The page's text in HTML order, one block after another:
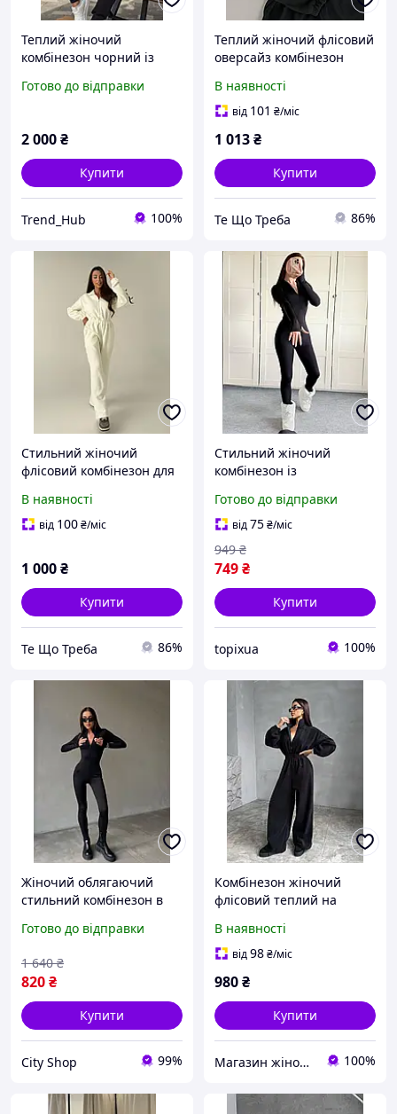
Теплий жіночий
комбінезон чорний із
флісовий комбінезон на
Готово до відправки
2 000₴
Купити
Trend_Hub 100%
Теплий жіночий флісовий
оверсайз комбінезон
42-46 48-50
В наявності
від 101 ₴/міс
1 013₴
Купити
Те Що Треба 86%
Стильний жіночий
флісовий комбінезон для
В наявності
від 100₴/міс
1 000₴
Купити
Те Що Треба 86%
Стильний жіночий
комбінезон із
флісі теплий еластичний
комбез із блискавкою на
дівчину
Готово до відправки
від75₴/міс
749₴
949 ₴
Купити
topixua 100%
Жіночий облягаючий
стильний комбінезон в
день, модні теплі
повсякденний комбез
Готово до відправки
820₴
1 640 ₴
Купити
City Shop 99%
Комбінезон жіночий
флісовий теплий на
oversize
В наявності
від98₴/міс
980₴
Купити
Магазин жіночого одягу Aura 100%